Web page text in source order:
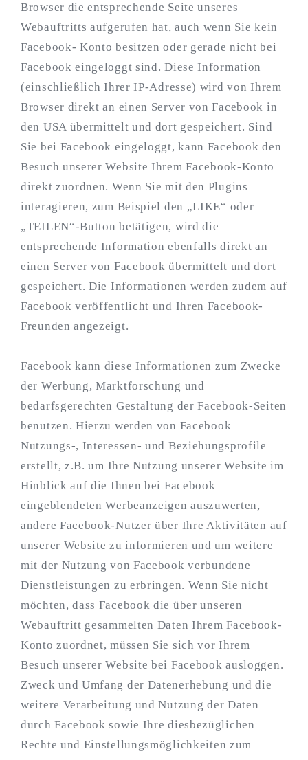
Browser die entsprechende Seite unseres
Webauftritts aufgerufen hat, auch wenn Sie kein
Facebook- Konto besitzen oder gerade nicht bei
Facebook eingeloggt sind. Diese Information
(einschließlich Ihrer IP-Adresse) wird von Ihrem
Browser direkt an einen Server von Facebook in
den USA übermittelt und dort gespeichert. Sind
Sie bei Facebook eingeloggt, kann Facebook den
Besuch unserer Website Ihrem Facebook-Konto
direkt zuordnen. Wenn Sie mit den Plugins
interagieren, zum Beispiel den „LIKE“ oder
„TEILEN“-Button betätigen, wird die
entsprechende Information ebenfalls direkt an
einen Server von Facebook übermittelt und dort
gespeichert. Die Informationen werden zudem auf
Facebook veröffentlicht und Ihren Facebook-
Freunden angezeigt.
Facebook kann diese Informationen zum Zwecke
der Werbung, Marktforschung und
bedarfsgerechten Gestaltung der Facebook-Seiten
benutzen. Hierzu werden von Facebook
Nutzungs-, Interessen- und Beziehungsprofile
erstellt, z.B. um Ihre Nutzung unserer Website im
Hinblick auf die Ihnen bei Facebook
eingeblendeten Werbeanzeigen auszuwerten,
andere Facebook-Nutzer über Ihre Aktivitäten auf
unserer Website zu informieren und um weitere
mit der Nutzung von Facebook verbundene
Dienstleistungen zu erbringen. Wenn Sie nicht
möchten, dass Facebook die über unseren
Webauftritt gesammelten Daten Ihrem Facebook-
Konto zuordnet, müssen Sie sich vor Ihrem
Besuch unserer Website bei Facebook ausloggen.
Zweck und Umfang der Datenerhebung und die
weitere Verarbeitung und Nutzung der Daten
durch Facebook sowie Ihre diesbezüglichen
Rechte und Einstellungsmöglichkeiten zum